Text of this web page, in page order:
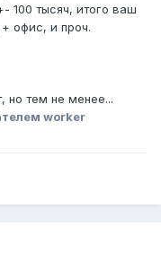
100 тысяч, итого ваш
офис, и проч.
но тем не менее...
worker